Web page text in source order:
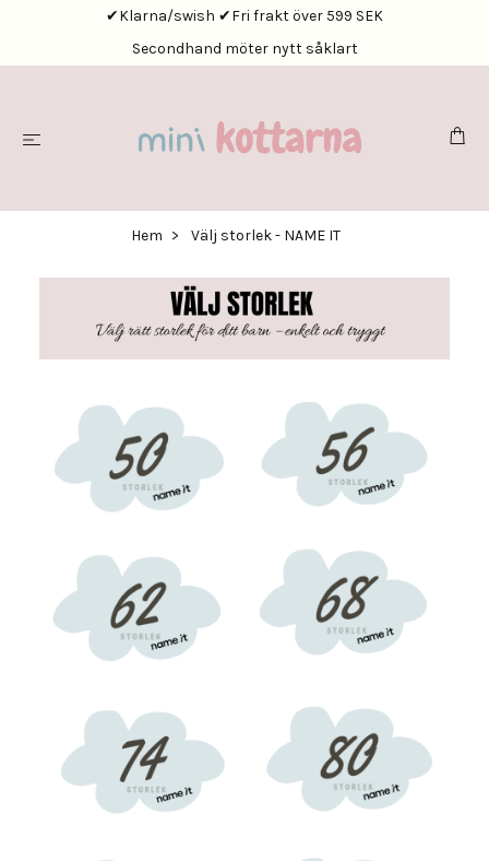
✔Klarna/swish ✔Fri frakt över 599 SEK
Secondhand möter nytt såklart
Hem Välj storlek - NAME IT